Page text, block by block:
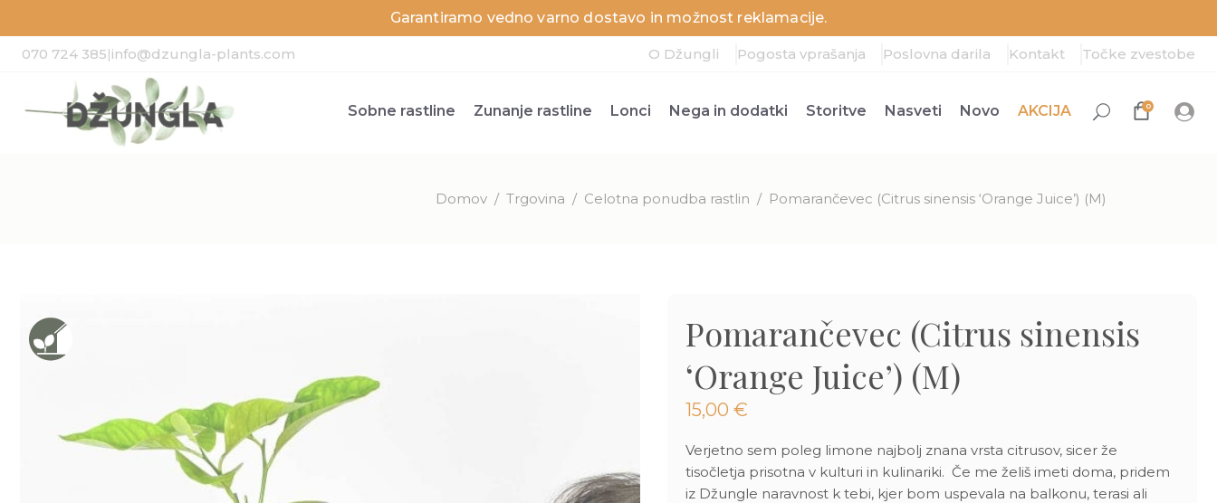
Garantiramo vedno varno dostavo in možnost reklamacije.
070 724 385|info@dzungla-plants.com O Džungli Pogosta vprašanja Poslovna darila Kontakt Točke zvestobe
Sobne rastline Zunanje rastline Lonci Nega in dodatki Storitve Nasveti Novo AKCIJA 0
Domov / Trgovina / Celotna ponudba rastlin / Pomarančevec (Citrus sinensis ‘Orange Juice’) (M)
Pomarančevec (Citrus sinensis
‘Orange Juice’) (M)
15,00 €
Verjetno sem poleg limone najbolj znana vrsta citrusov, sicer že
tisočletja prisotna v kulturi in kulinariki. Če me želiš imeti doma, pridem
iz Džungle naravnost k tebi, kjer bom uspevala na balkonu, terasi ali